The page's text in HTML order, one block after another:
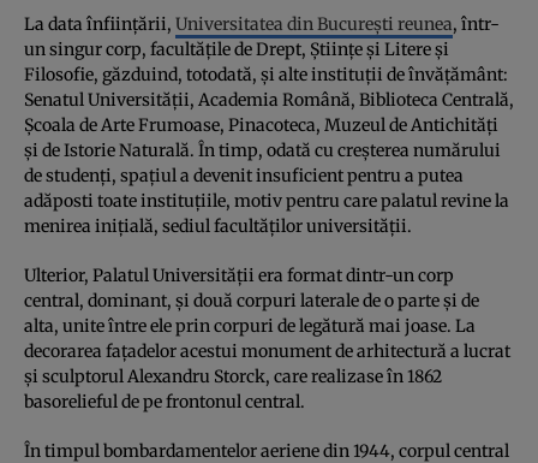
La data înfiinţării, Universitatea din Bucureşti reunea, într-
un singur corp, facultăţile de Drept, Ştiinţe şi Litere şi
Filosofie, găzduind, totodată, şi alte instituţii de învăţământ:
Senatul Universităţii, Academia Română, Biblioteca Centrală,
Şcoala de Arte Frumoase, Pinacoteca, Muzeul de Antichităţi
şi de Istorie Naturală. În timp, odată cu creşterea numărului
de studenţi, spaţiul a devenit insuficient pentru a putea
adăposti toate instituţiile, motiv pentru care palatul revine la
menirea iniţială, sediul facultăţilor universităţii.
Ulterior, Palatul Universităţii era format dintr-un corp
central, dominant, şi două corpuri laterale de o parte şi de
alta, unite între ele prin corpuri de legătură mai joase. La
decorarea faţadelor acestui monument de arhitectură a lucrat
şi sculptorul Alexandru Storck, care realizase în 1862
basorelieful de pe frontonul central.
În timpul bombardamentelor aeriene din 1944, corpul central